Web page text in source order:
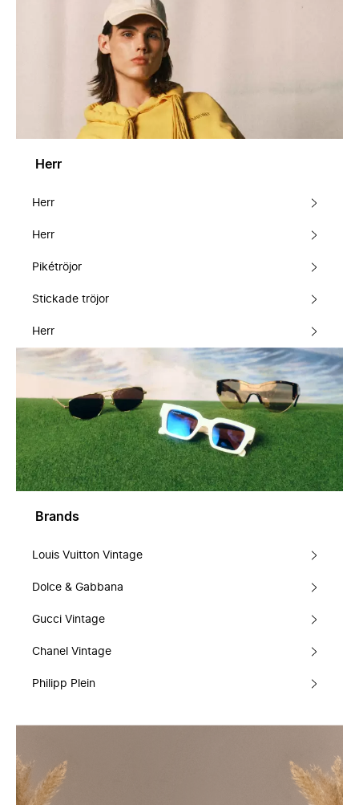
Herr
Herr
Herr
Pikétröjor
Stickade tröjor
Herr
Brands
Louis Vuitton Vintage
Dolce & Gabbana
Gucci Vintage
Chanel Vintage
Philipp Plein